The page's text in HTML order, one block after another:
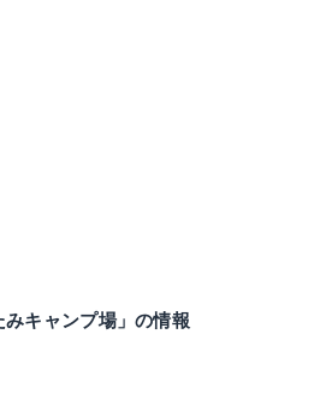
キャンプ場」の情報